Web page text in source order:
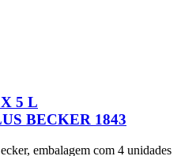
5 L
BECKER 1843
embalagem com 4 unidades